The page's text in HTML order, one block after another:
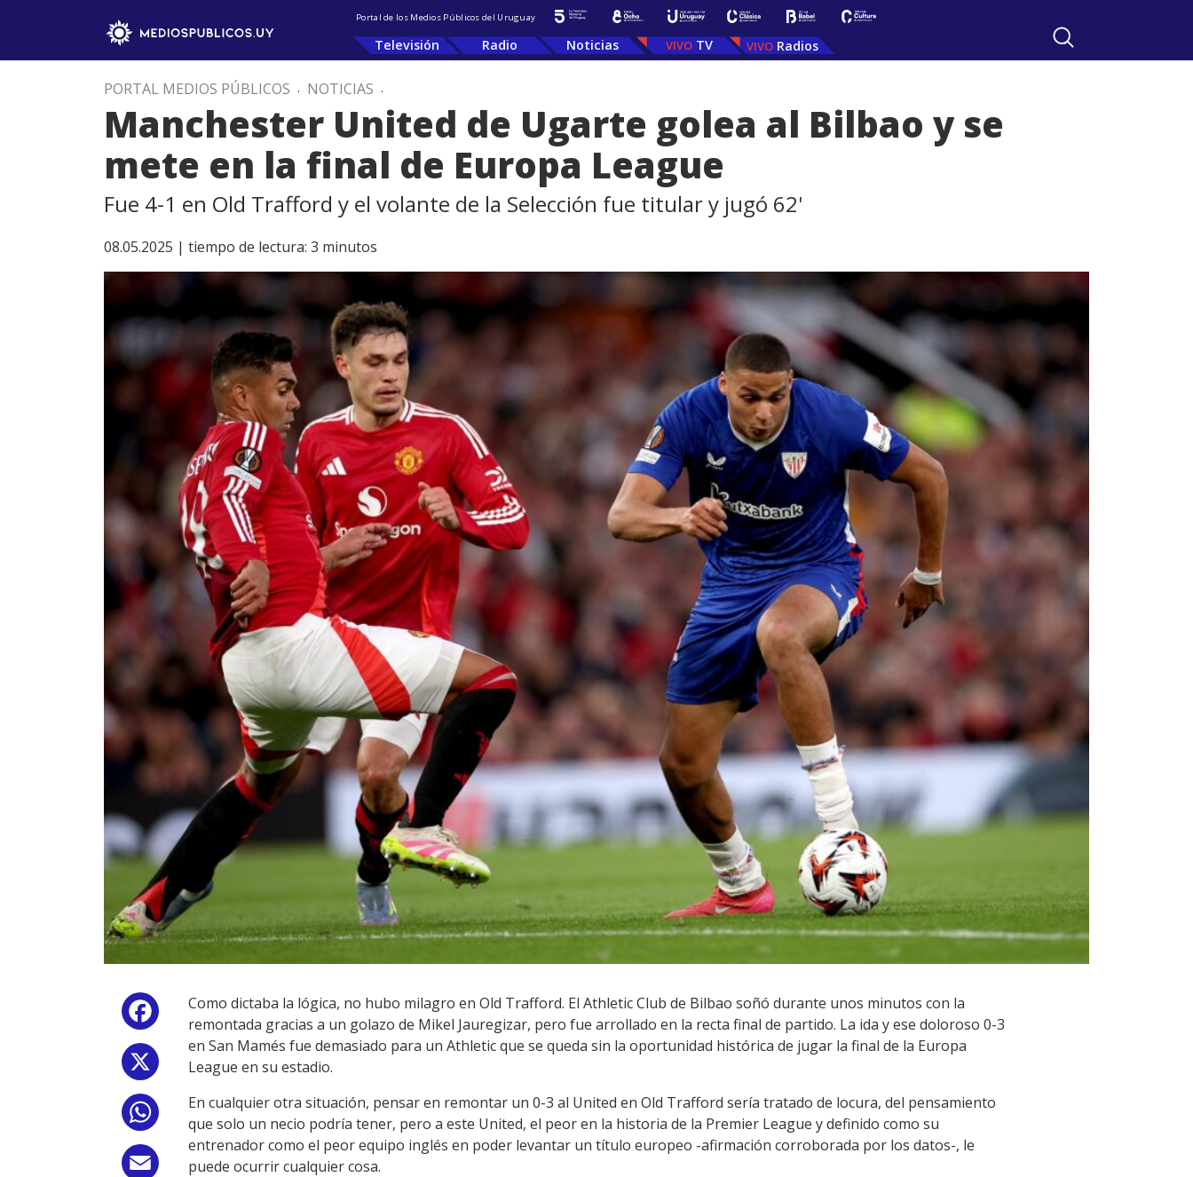
Portal de los Medios Públicos del Uruguay
Televisión Radio Noticias TV Radios
PORTAL MEDIOS PÚBLICOS . NOTICIAS .
Manchester United de Ugarte golea al Bilbao y se
mete en la final de Europa League
Fue 4-1 en Old Trafford y el volante de la Selección fue titular y jugó 62'
08.05.2025 | tiempo de lectura: 3 minutos
Facebook
Email
Como dictaba la lógica, no hubo milagro en Old Trafford. El Athletic Club de Bilbao soñó durante unos minutos con la
remontada gracias a un golazo de Mikel Jauregizar, pero fue arrollado en la recta final de partido. La ida y ese doloroso 0-3
en San Mamés fue demasiado para un Athletic que se queda sin la oportunidad histórica de jugar la final de la Europa
League en su estadio.
En cualquier otra situación, pensar en remontar un 0-3 al United en Old Trafford sería tratado de locura, del pensamiento
que solo un necio podría tener, pero a este United, el peor en la historia de la Premier League y definido como su
entrenador como el peor equipo inglés en poder levantar un título europeo -afirmación corroborada por los datos-, le
puede ocurrir cualquier cosa.